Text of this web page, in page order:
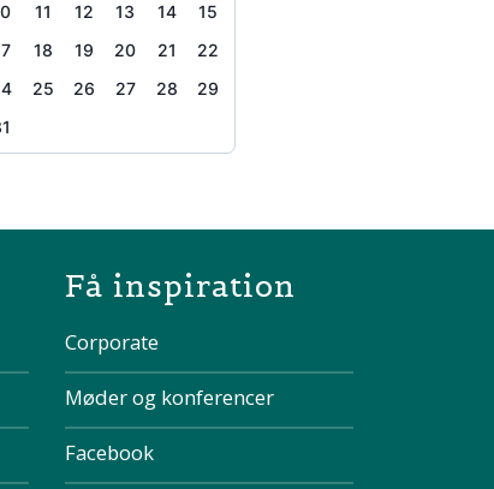
11 12 13 14
15
18 19 20 21
22
25 26 27 28
29
Få inspiration
Corporate
Møder og konferencer
Facebook